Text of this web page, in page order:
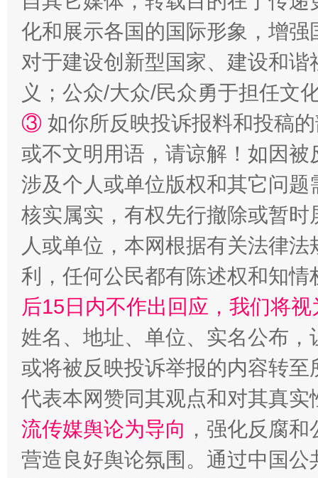
千年窑火 生生不息 一
揭开“小金库”的免责幌子
受贿1.44亿！段成刚被判无期 从幼
化和展示各国的国际形象，增
对于建设创新型国家、建设和
义；公众/大众/民众勇于担任文
③ 如你所反映投诉报料和投稿
或不文明用语，请谅解！如因
涉及个人或单位版权和其它问题
核实属实，有权先行撤除或暂
人或单位，本网根据有关法律
利，任何公民都有陈述权和知情
后15日内不作出回应，我们将
姓名、地址、单位、实名公布
或将被反映投诉举报的内容转
代表本网赞同其观点和对其真实
流传媒舆论为导向 ，强化反腐
营造良好舆论氛围。通过中国